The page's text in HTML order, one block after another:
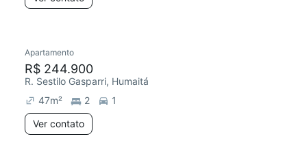
Redecorar
Apartamento
R$ 244.900
R. Sestilo Gasparri, Humaitá
47m² 2
1
Ver contato